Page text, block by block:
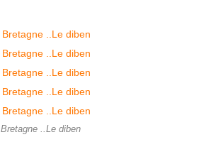
Bretagne ..Le diben